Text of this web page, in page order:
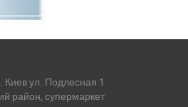
Киев ул. Подлесная 1
район, супермаркет